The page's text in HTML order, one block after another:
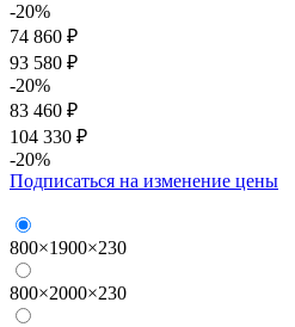
-20%
74 860 ₽
93 580 ₽
-20%
83 460 ₽
104 330 ₽
-20%
Подписаться на изменение цены
800×1900×230
800×2000×230